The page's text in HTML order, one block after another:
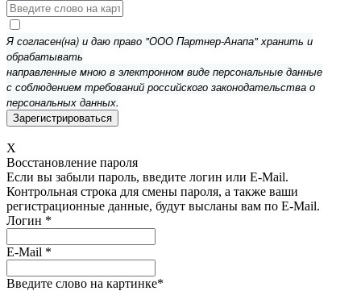
Я согласен(на) и даю право "ООО Партнер-Анапа" хранить и
обрабатывать
направленные мною в электронном виде персональные данные
с соблюдением требований российского законодательства о
персональных данных.
X
Восстановление пароля
Если вы забыли пароль, введите логин или E-Mail.
Контрольная строка для смены пароля, а также ваши
регистрационные данные, будут высланы вам по E-Mail.
Логин *
E-Mail *
Введите слово на картинке*